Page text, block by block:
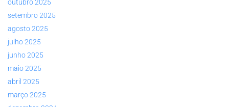
outubro 2025
setembro 2025
agosto 2025
julho 2025
junho 2025
maio 2025
abril 2025
março 2025